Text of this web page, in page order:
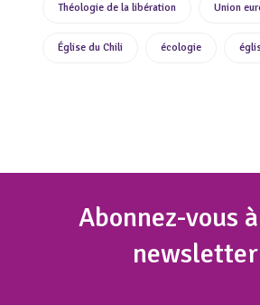
Théologie de la libération Union
Église du Chili écologie
Abonnez-vous